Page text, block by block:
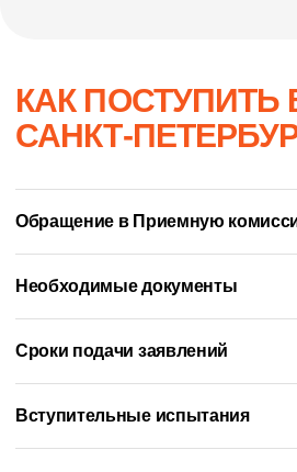
КАК ПОСТУПИТЬ
САНКТ-
Обращение в Приемную
Необходимые документы
Сроки подачи заявлений
Вступительные испытания
Играют ключевую роль в соблюдении
промышленности.